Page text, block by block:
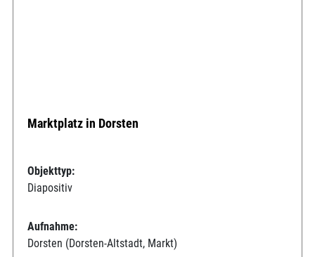
Marktplatz in Dorsten
Objekttyp:
Diapositiv
Aufnahme:
Dorsten (Dorsten-Altstadt, Markt)